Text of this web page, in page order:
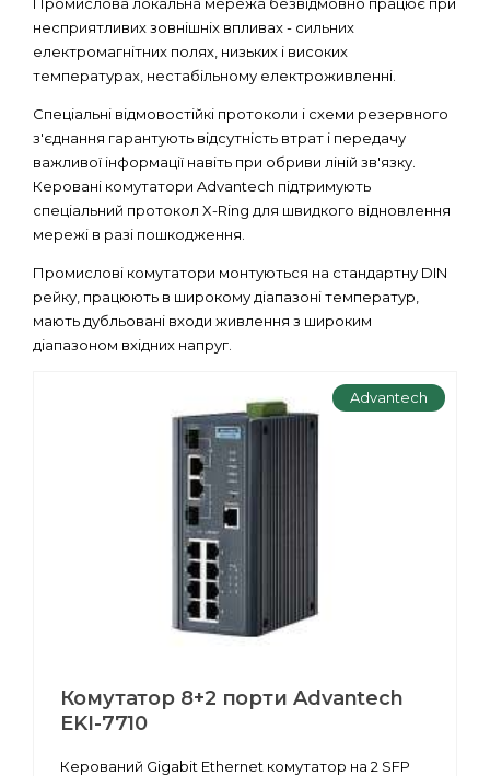
несприятливих зовнішніх впливах - сильних
електромагнітних полях, низьких і високих
температурах, нестабільному електроживленні.
Спеціальні відмовостійкі протоколи і схеми резервного
з'єднання гарантують відсутність втрат і передачу
важливої ​​інформації навіть при обриви ліній зв'язку.
Керовані комутатори Advantech підтримують
спеціальний протокол X-Ring для швидкого відновлення
мережі в разі пошкодження.
Промислові комутатори монтуються на стандартну DIN
рейку, працюють в широкому діапазоні температур,
мають дубльовані входи живлення з широким
діапазоном вхідних напруг.
Advantech
Комутатор 8+2 порти Advantech
EKI-7710
Керований Gigabit Ethernet комутатор на 2 SFP